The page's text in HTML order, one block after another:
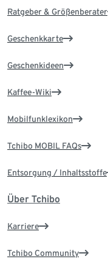
Ratgeber & Größenberater
Geschenkkarte
Geschenkideen
Kaffee-Wiki
Mobilfunklexikon
Tchibo MOBIL FAQs
Entsorgung / Inhaltsstoffe
Über Tchibo
Karriere
Tchibo Community